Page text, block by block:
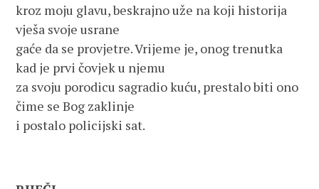
kroz moju glavu, beskrajno uže na koji historija
vješa svoje usrane
gaće da se provjetre. Vrijeme je, onog trenutka
kad je prvi čovjek u njemu
za svoju porodicu sagradio kuću, prestalo biti ono
čime se Bog zaklinje
i postalo policijski sat.